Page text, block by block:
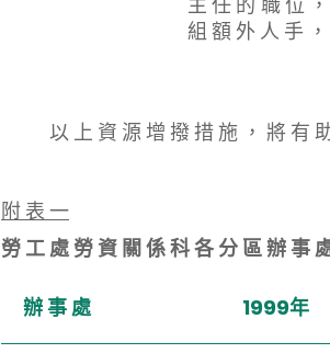
組 額 外 人 手
以 上 資 源 增 撥 措 施 ， 將 有 助
附 表 一
勞 工 處 勞 資 關 係 科 各 分 區 辦 事
辦 事 處 1999年